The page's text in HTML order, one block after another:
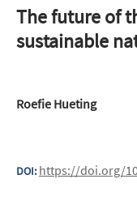
The future of
sustainable
Roefie Hueting
DOI: https://doi.org/